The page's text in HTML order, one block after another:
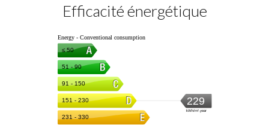
Efficacité énergétique